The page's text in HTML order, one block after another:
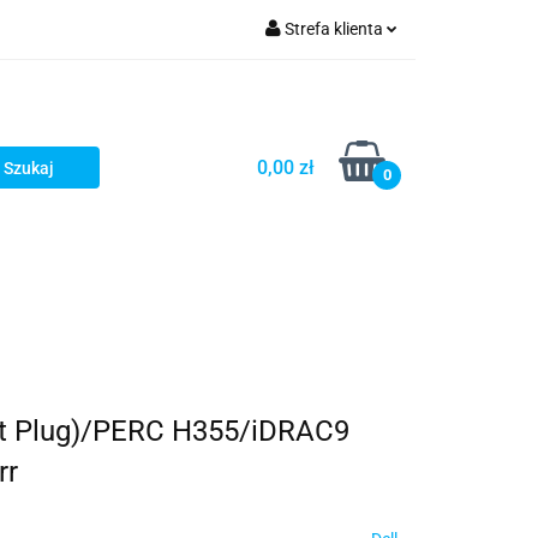
Strefa klienta
Dodaj zgłoszenie
0,00 zł 0
PERC H355/iDRAC9